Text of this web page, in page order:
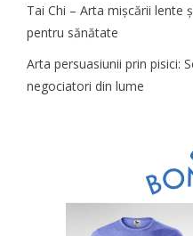
Tai Chi – Arta mișcării lente
pentru sănătate
Arta persuasiunii prin pisici:
negociatori din lume